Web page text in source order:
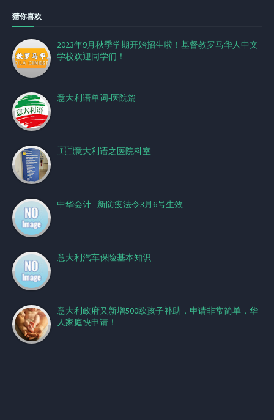
猜你喜欢
2023年9月秋季学期开始招生啦！基督教罗马华人中文
学校欢迎同学们！
意大利语单词-医院篇
🇮🇹意大利语之医院科室
中华会计 - 新防疫法令3月6号生效
意大利汽车保险基本知识
意大利政府又新增500欧孩子补助，申请非常简单，华
人家庭快申请！